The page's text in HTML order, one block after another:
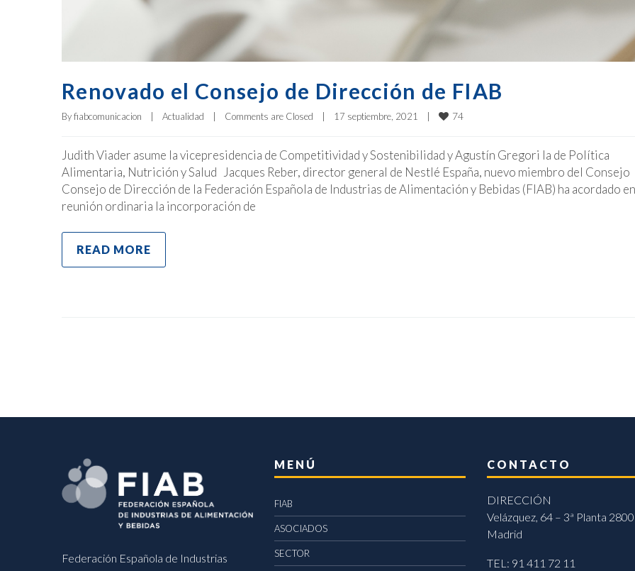
Renovado el Consejo de Dirección de FIAB
By fiabcomunicacion Actualidad Comments are Closed 17 septiembre, 2021 74
Judith Viader asume la vicepresidencia de Competitividad y Sostenibilidad y Agustín Gregori la de Política
Alimentaria, Nutrición y Salud Jacques Reber, director general de Nestlé España, nuevo miembro del
Consejo de Dirección de la Federación Española de Industrias de Alimentación y Bebidas (FIAB) ha acordado en
reunión ordinaria la incorporación de
READ MORE
Federación Española de Industrias
MENÚ
FIAB
ASOCIADOS
SECTOR
CONTACTO
DIRECCIÓN
Velázquez, 64 – 3ª Planta
Madrid
TEL: 91 411 72 11